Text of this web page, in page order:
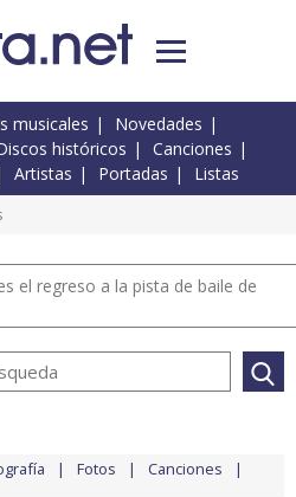
musicales
Novedades
históricos
Canciones
Artistas Portadas Listas
el regreso a la pista de baile de
Fotos Canciones